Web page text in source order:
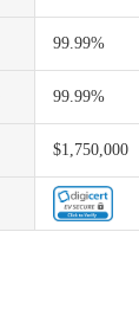
99.99%
99.99%
$1,750,000